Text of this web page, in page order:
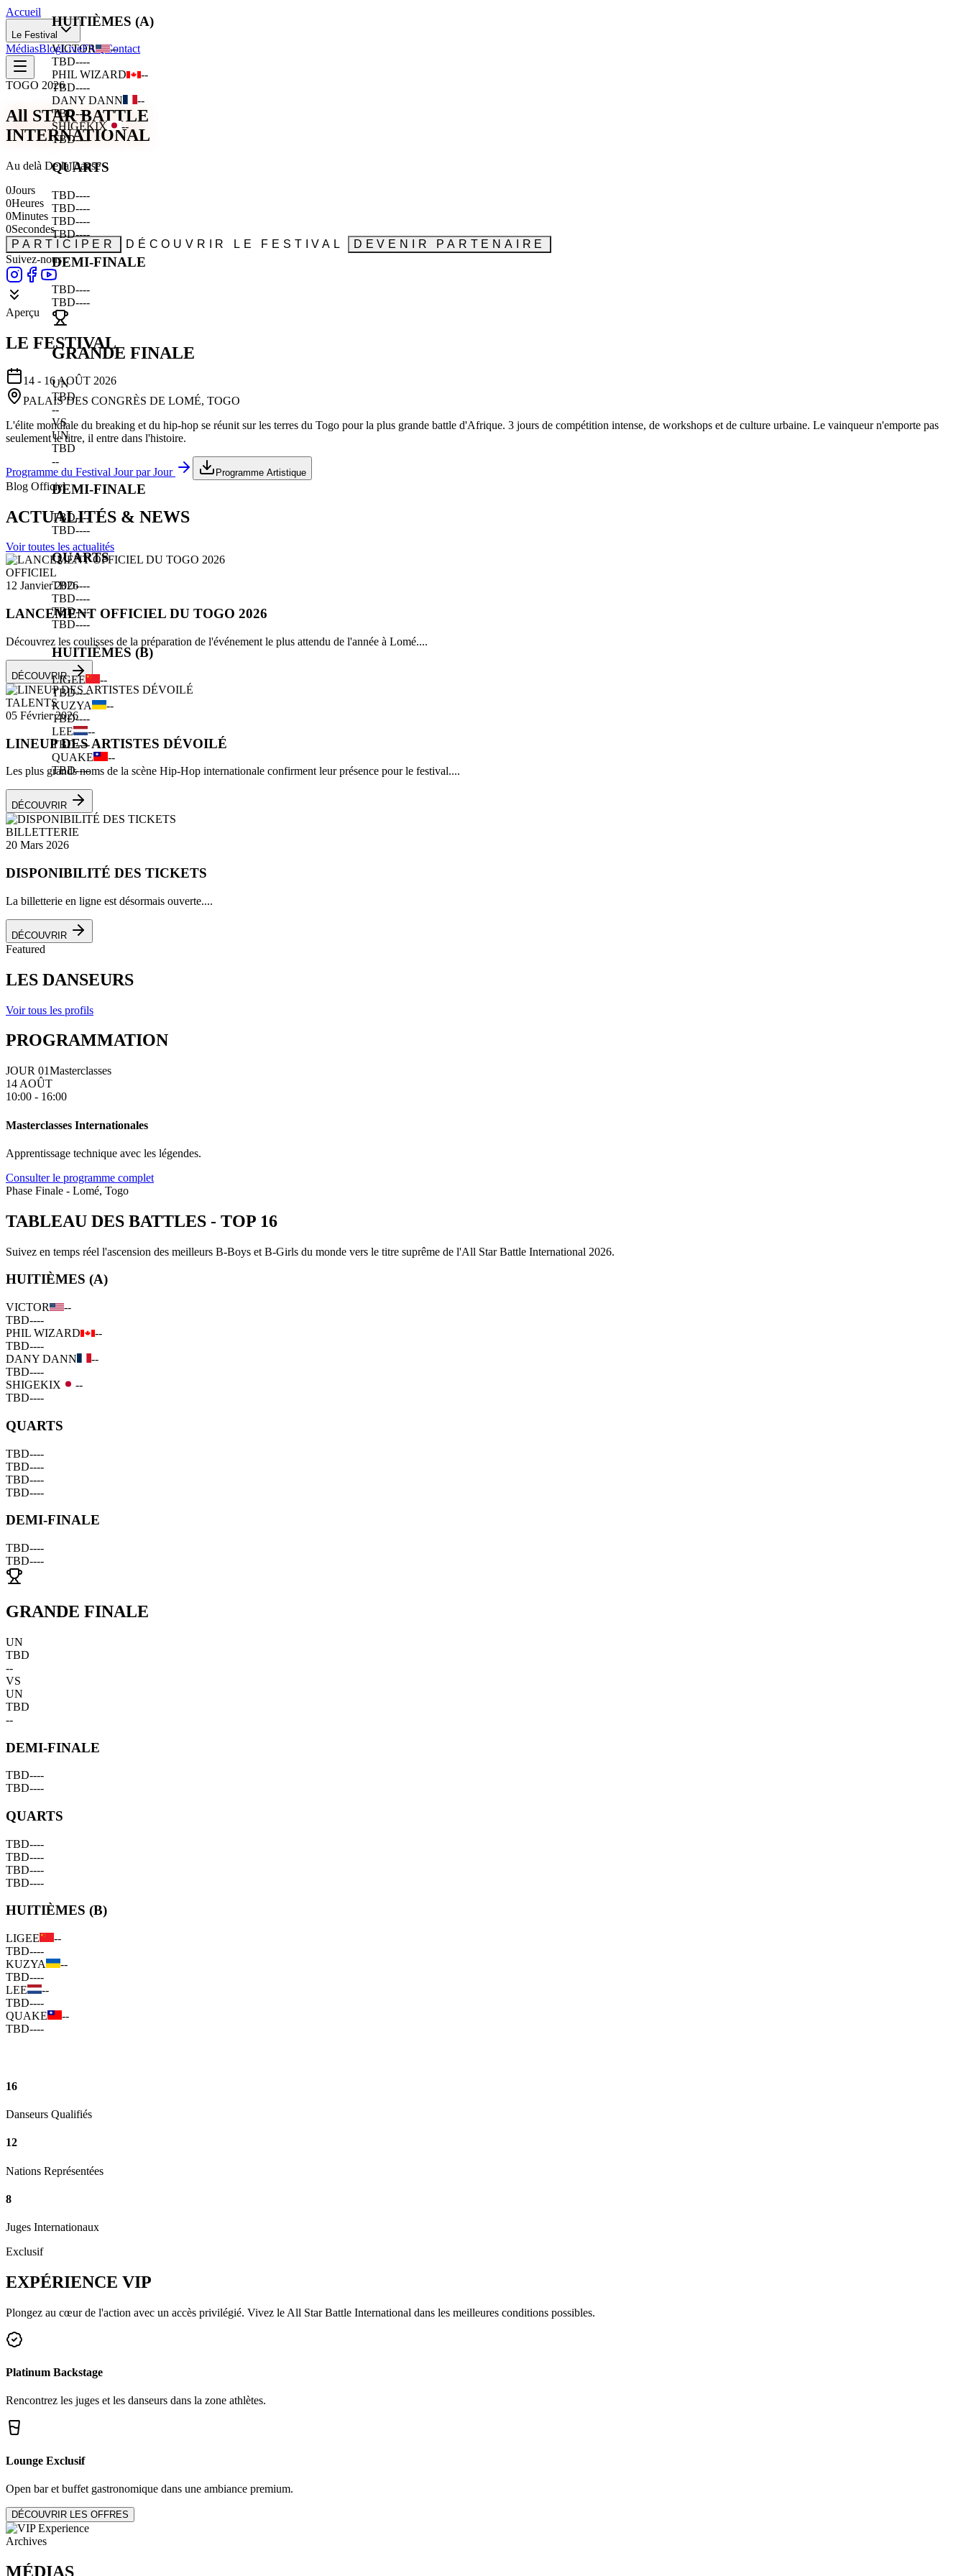
Accueil
Le Festival
MédiasBlogLiveFAQContact
TOGO 2026
All STAR BATTLE
INTERNATIONAL
Au delà De la Danse
0Jours
0Heures
0Minutes
0Secondes
PARTICIPER
DÉCOUVRIR LE FESTIVAL
DEVENIR PARTENAIRE
Suivez-nous :
Aperçu
LE FESTIVAL
14 - 16 AOÛT 2026
PALAIS DES CONGRÈS DE LOMÉ, TOGO
L'élite mondiale du breaking et du hip-hop se réunit sur les terres du Togo pour la plus grande battle d'Afrique. 3 jours de compétition intense, de workshops et de culture urbaine. Le vainqueur n'emporte pas
seulement le titre, il entre dans l'histoire.
Programme du Festival Jour par Jour Programme Artistique
Blog Officiel
ACTUALITÉS & NEWS
Voir toutes les actualités
OFFICIEL
12 Janvier 2026
LANCEMENT OFFICIEL DU TOGO 2026
Découvrez les coulisses de la préparation de l'événement le plus attendu de l'année à Lomé....
DÉCOUVRIR
TALENTS
05 Février 2026
LINEUP DES ARTISTES DÉVOILÉ
Les plus grands noms de la scène Hip-Hop internationale confirment leur présence pour le festival....
DÉCOUVRIR
BILLETTERIE
20 Mars 2026
DISPONIBILITÉ DES TICKETS
La billetterie en ligne est désormais ouverte....
DÉCOUVRIR
Featured
LES DANSEURS
Voir tous les profils
PROGRAMMATION
JOUR 01Masterclasses
14 AOÛT
10:00 - 16:00
Masterclasses Internationales
Apprentissage technique avec les légendes.
Consulter le programme complet
Phase Finale - Lomé, Togo
TABLEAU DES BATTLES - TOP 16
Suivez en temps réel l'ascension des meilleurs B-Boys et B-Girls du monde vers le titre suprême de l'All Star Battle International 2026.
HUITIÈMES (A)
VICTOR
--
TBD----
PHIL WIZARD
--
TBD----
DANY DANN
--
TBD----
SHIGEKIX
--
TBD----
QUARTS
TBD----
TBD----
TBD----
TBD----
DEMI-FINALE
TBD----
TBD----
GRANDE FINALE
UN
TBD
--
VS
UN
TBD
--
DEMI-FINALE
TBD----
TBD----
QUARTS
TBD----
TBD----
TBD----
TBD----
HUITIÈMES (B)
LIGEE
--
TBD----
KUZYA
--
TBD----
LEE
--
TBD----
QUAKE
--
TBD----
HUITIÈMES (A)
VICTOR
--
TBD----
PHIL WIZARD
--
TBD----
DANY DANN
--
TBD----
SHIGEKIX
--
TBD----
QUARTS
TBD----
TBD----
TBD----
TBD----
DEMI-FINALE
TBD----
TBD----
GRANDE FINALE
UN
TBD
--
VS
UN
TBD
--
DEMI-FINALE
TBD----
TBD----
QUARTS
TBD----
TBD----
TBD----
TBD----
HUITIÈMES (B)
LIGEE
--
TBD----
KUZYA
--
TBD----
LEE
--
TBD----
QUAKE
--
TBD----
16
Danseurs Qualifiés
12
Nations Représentées
8
Juges Internationaux
Exclusif
EXPÉRIENCE VIP
Plongez au cœur de l'action avec un accès privilégié. Vivez le All Star Battle International dans les meilleures conditions possibles.
Platinum Backstage
Rencontrez les juges et les danseurs dans la zone athlètes.
Lounge Exclusif
Open bar et buffet gastronomique dans une ambiance premium.
DÉCOUVRIR LES OFFRES
Archives
MÉDIAS